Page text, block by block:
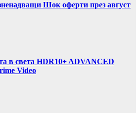
Шок оферти през август
в света HDR10+ ADVANCED
Video